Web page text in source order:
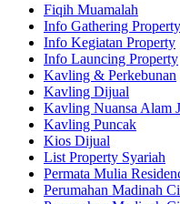
Fiqih Muamalah
Info Gathering Property
Info Kegiatan Property
Info Launcing Property
Kavling & Perkebunan
Kavling Dijual
Kavling Nuansa Alam
Kavling Puncak
Kios Dijual
List Property Syariah
Permata Mulia
Perumahan Madinah